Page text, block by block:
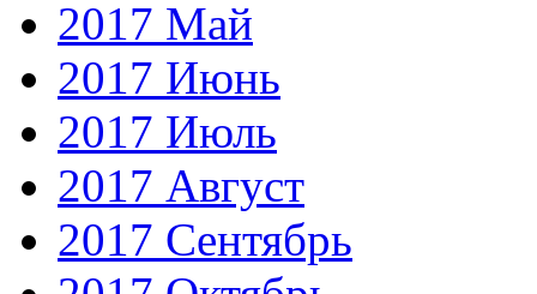
2017 Май
2017 Июнь
2017 Июль
2017 Август
2017 Сентябрь